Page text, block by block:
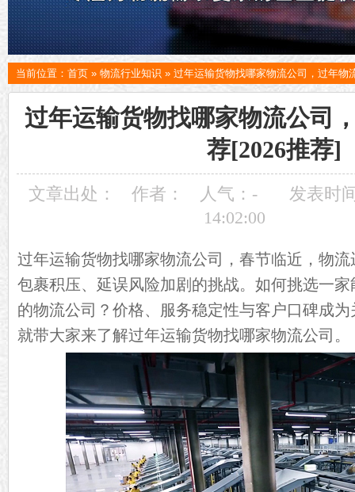
当前位置： 首页 » 物流行业知识 » 过年运输货物找哪家物流公司，过年物
过年运输货物找哪家物流公司
荐[2026推荐]
文章出处： 作者： 人气： -
发表时
14:02:00
过年运输货物找哪家物流公司
，春节临近，物
包裹积压、延误风险加剧的挑战。如何挑选一
的物流公司？价格、服务稳定性与客户口碑成
就带大家来了解过年运输货物找哪家物流公司。